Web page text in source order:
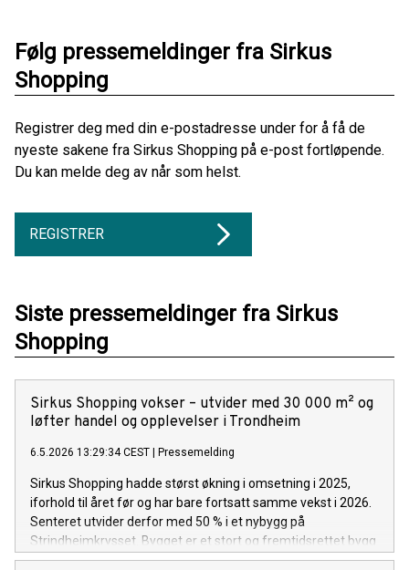
Følg pressemeldinger fra Sirkus
Shopping
Registrer deg med din e-postadresse under for å få de
nyeste sakene fra Sirkus Shopping på e-post fortløpende.
Du kan melde deg av når som helst.
REGISTRER
Siste pressemeldinger fra Sirkus
Shopping
Sirkus Shopping vokser – utvider med 30 000 m² og
løfter handel og opplevelser i Trondheim
6.5.2026 13:29:34 CEST | Pressemelding
Sirkus Shopping hadde størst økning i omsetning i 2025,
iforhold til året før og har bare fortsatt samme vekst i 2026.
Senteret utvider derfor med 50 % i et nybygg på
Strindheimkrysset. Bygget er et stort og fremtidsrettet bygg
på hele 30 000 kvadratmeter fordelt på ni etasjer. 15 000 m2